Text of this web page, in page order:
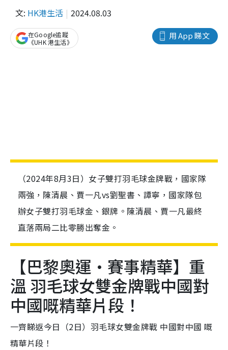
文: HK港生活 2024.08.03
用 App 睇文
在Google追蹤
《UHK 港生活》
（2024年8月3日）女子雙打羽毛球金牌戰，國家隊
兩強，陳清晨、賈一凡vs劉聖書、譚寧，國家隊包
辦女子雙打羽毛球金、銀牌。陳清晨、賈一凡最終
直落兩局二比零勝出奪金。
【巴黎奧運•賽事精華】重
溫 羽毛球女雙金牌戰中國對
中國嘅精華片段！
一齊睇返今日（2日）羽毛球女雙金牌戰 中國對中國 嘅
精華片段！